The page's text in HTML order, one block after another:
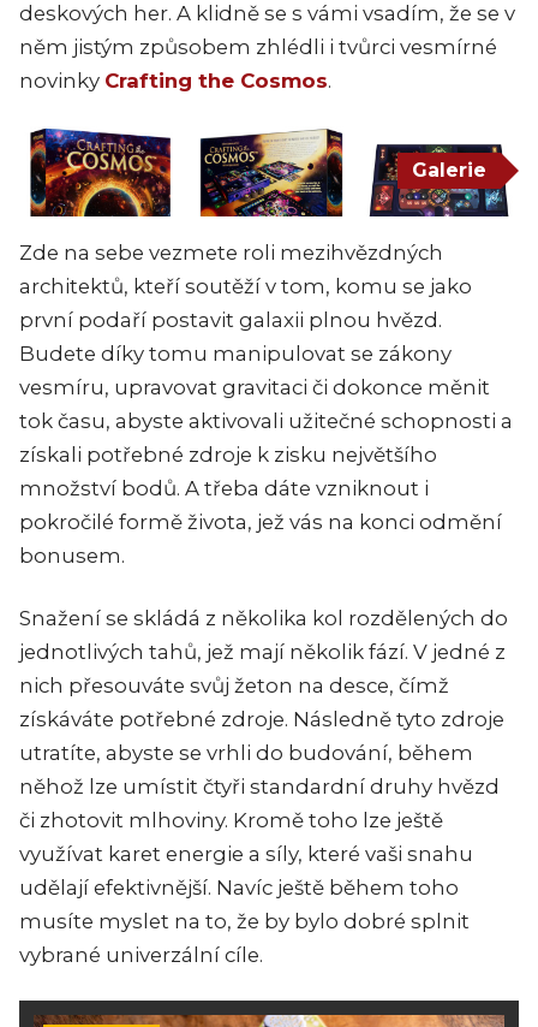
deskových her. A klidně se s vámi vsadím, že se v
něm jistým způsobem zhlédli i tvůrci vesmírné
novinky Crafting the Cosmos.
Galerie
Zde na sebe vezmete roli mezihvězdných
architektů, kteří soutěží v tom, komu se jako
první podaří postavit galaxii plnou hvězd.
Budete díky tomu manipulovat se zákony
vesmíru, upravovat gravitaci či dokonce měnit
tok času, abyste aktivovali užitečné schopnosti a
získali potřebné zdroje k zisku největšího
množství bodů. A třeba dáte vzniknout i
pokročilé formě života, jež vás na konci odmění
bonusem.
Snažení se skládá z několika kol rozdělených do
jednotlivých tahů, jež mají několik fází. V jedné z
nich přesouváte svůj žeton na desce, čímž
získáváte potřebné zdroje. Následně tyto zdroje
utratíte, abyste se vrhli do budování, během
něhož lze umístit čtyři standardní druhy hvězd
či zhotovit mlhoviny. Kromě toho lze ještě
využívat karet energie a síly, které vaši snahu
udělají efektivnější. Navíc ještě během toho
musíte myslet na to, že by bylo dobré splnit
vybrané univerzální cíle.